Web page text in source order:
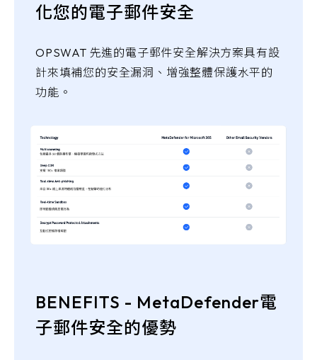
化您的電子郵件安全
OPSWAT 先進的電子郵件安全解決方案具有設
計來填補您的安全漏洞、增強整體保護水平的
功能。
BENEFITS - MetaDefender電
子郵件安全的優勢